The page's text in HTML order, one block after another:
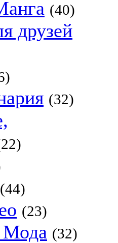
(40)
друзей
(32)
(44)
(23)
Мода (32)